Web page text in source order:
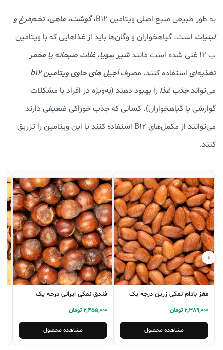
به طور طبیعی منبع اصلی ویتامین B12،
گوشت، ماهی، تخم‌مرغ و
لبنیات است. گیاهخواران و وگان‌ها باید از غذاهایی که با ویتامین
ب 12 غنی شده است مانند
شیر سویا، غلات صبحانه یا مخمر
تغذیه‌ای استفاده کنند. مصرفآجیل های حاوی ویتامین b12
می‌تواندجذب غذا را بهبود دهند (به‌ویژه در افراد با مشکلات
گوارشی یا گیاهخواران). کسانی که جذب خوراکی ضعیفی دارند
می‌توانند از مکمل‌های B12 استفاده کنند یا این ویتامین را تزریق
کنند.
مغز بادام نمکی زرین درجه یک
2,389,000 تومان
مشاهده محصول
فندق نمکی ایرانی درجه یک
2,455,000 تومان
مشاهده محصول
‹›